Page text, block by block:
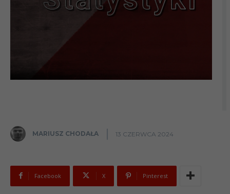
MARIUSZ CHODAŁA 13 CZERWCA 2024
Facebook X Pinterest